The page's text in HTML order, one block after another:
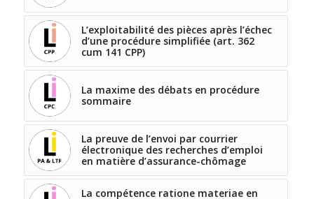
L’exploitabilité des pièces après l’échec
d’une procédure simplifiée (art. 362
cum 141 CPP)
La maxime des débats en procédure
sommaire
La preuve de l’envoi par courrier
électronique des recherches d’emploi
en matière d’assurance-chômage
La compétence ratione materiae en